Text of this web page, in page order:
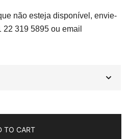
não esteja disponível, envie-
319 5895 ou email
TO CART